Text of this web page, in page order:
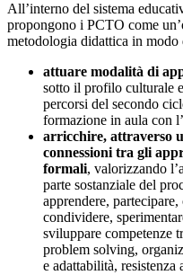
All’interno del sistema
propongono i PCTO come
metodologia didattica in modo
attuare modalità di
sotto il profilo culturale
percorsi del secondo
formazione in aula con
arricchire, attraverso
connessioni tra gli
formali, valorizzando
parte sostanziale del
apprendere,
condividere,
sviluppare competenze
problem solving,
e adattabilità, resistenza